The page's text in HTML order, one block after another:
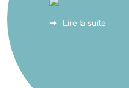
Lire la suite